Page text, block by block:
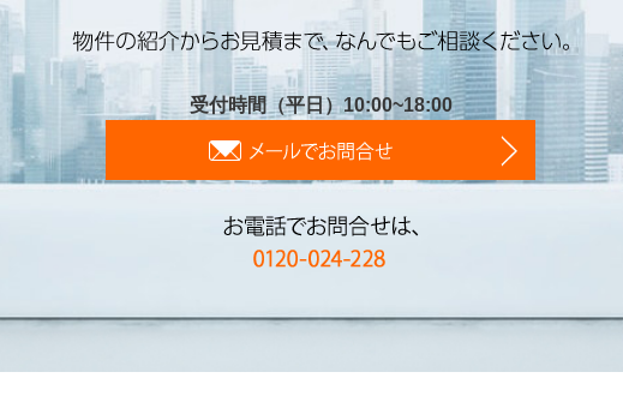
受付時間（平日）10:00~18:00